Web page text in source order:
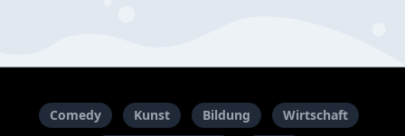
Comedy Kunst Bildung Wirtschaft